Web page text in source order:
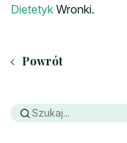
Dietetyk Wronki.
Powrót